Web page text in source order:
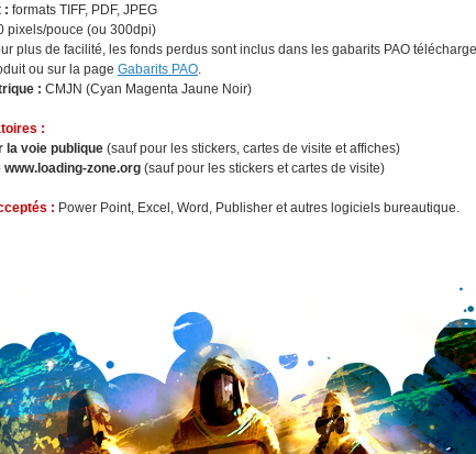
: formats TIFF, PDF, JPEG
pixels/pouce (ou 300dpi)
plus de facilité, les fonds perdus sont inclus dans les gabarits PAO
ou sur la page Gabarits PAO.
: CMJN (Cyan Magenta Jaune Noir)
:
la voie publique (sauf pour les stickers, cartes de visite et affiches)
www.loading-zone.org (sauf pour les stickers et cartes de visite)
: Power Point, Excel, Word, Publisher et autres logiciels bureautique.